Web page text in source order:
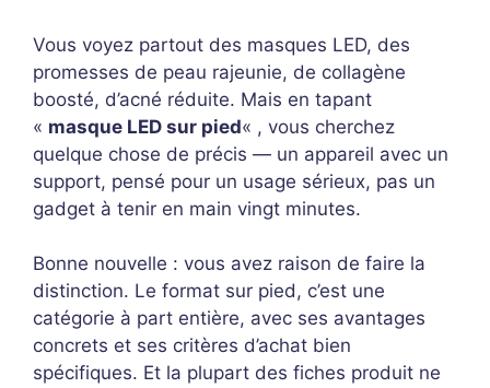
Vous voyez partout des masques LED, des
promesses de peau rajeunie, de collagène
boosté, d’acné réduite. Mais en tapant
« masque LED sur pied« , vous cherchez
quelque chose de précis — un appareil avec un
support, pensé pour un usage sérieux, pas un
gadget à tenir en main vingt minutes.
Bonne nouvelle : vous avez raison de faire la
distinction. Le format sur pied, c’est une
catégorie à part entière, avec ses avantages
concrets et ses critères d’achat bien
spécifiques. Et la plupart des fiches produit ne